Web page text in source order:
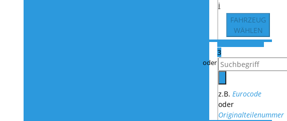
i
FAHRZEUG
WÄHLEN
3
z.B. Eurocode
oder
Originalteilenummer